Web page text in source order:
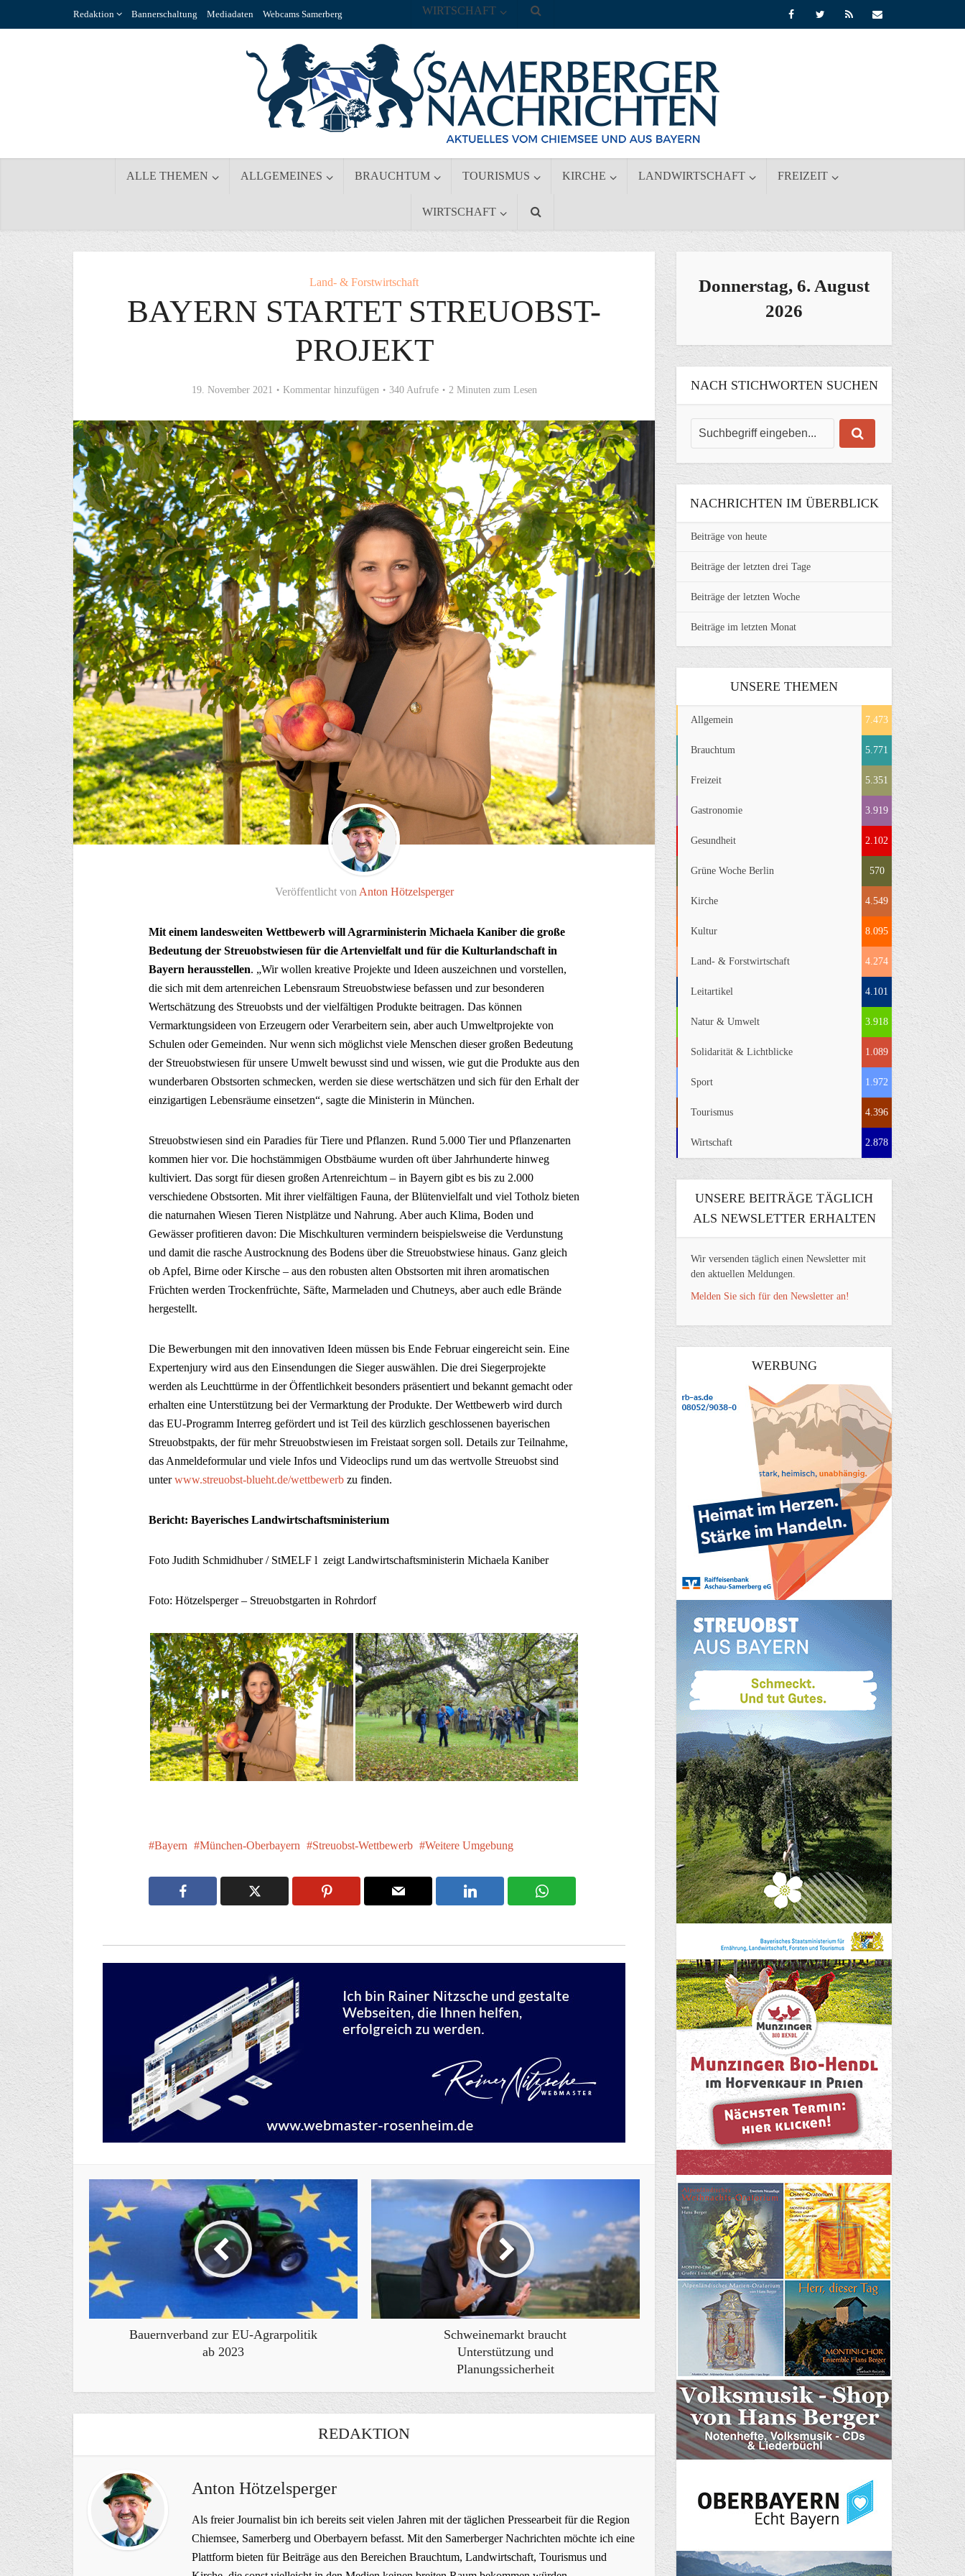
Redaktion Bannerschaltung Mediadaten Webcams Samerberg
ALLE THEMEN ALLGEMEINES BRAUCHTUM TOURISMUS KIRCHE LANDWIRTSCHAFT FREIZEIT
WIRTSCHAFT
WIRTSCHAFT
Land- & Forstwirtschaft
BAYERN STARTET STREUOBST-
PROJEKT
19. November 2021 Kommentar hinzufügen 340 Aufrufe 2 Minuten zum Lesen
Veröffentlicht von Anton Hötzelsperger
Mit einem landesweiten Wettbewerb will Agrarministerin Michaela Kaniber die große
Bedeutung der Streuobstwiesen für die Artenvielfalt und für die Kulturlandschaft in
Bayern herausstellen. „Wir wollen kreative Projekte und Ideen auszeichnen und vorstellen,
die sich mit dem artenreichen Lebensraum Streuobstwiese befassen und zur besonderen
Wertschätzung des Streuobsts und der vielfältigen Produkte beitragen. Das können
Vermarktungsideen von Erzeugern oder Verarbeitern sein, aber auch Umweltprojekte von
Schulen oder Gemeinden. Nur wenn sich möglichst viele Menschen dieser großen Bedeutung
der Streuobstwiesen für unsere Umwelt bewusst sind und wissen, wie gut die Produkte aus den
wunderbaren Obstsorten schmecken, werden sie diese wertschätzen und sich für den Erhalt der
einzigartigen Lebensräume einsetzen“, sagte die Ministerin in München.
Streuobstwiesen sind ein Paradies für Tiere und Pflanzen. Rund 5.000 Tier und Pflanzenarten
kommen hier vor. Die hochstämmigen Obstbäume wurden oft über Jahrhunderte hinweg
kultiviert. Das sorgt für diesen großen Artenreichtum – in Bayern gibt es bis zu 2.000
verschiedene Obstsorten. Mit ihrer vielfältigen Fauna, der Blütenvielfalt und viel Totholz bieten
die naturnahen Wiesen Tieren Nistplätze und Nahrung. Aber auch Klima, Boden und
Gewässer profitieren davon: Die Mischkulturen vermindern beispielsweise die Verdunstung
und damit die rasche Austrocknung des Bodens über die Streuobstwiese hinaus. Ganz gleich
ob Apfel, Birne oder Kirsche – aus den robusten alten Obstsorten mit ihren aromatischen
Früchten werden Trockenfrüchte, Säfte, Marmeladen und Chutneys, aber auch edle Brände
hergestellt.
Die Bewerbungen mit den innovativen Ideen müssen bis Ende Februar eingereicht sein. Eine
Expertenjury wird aus den Einsendungen die Sieger auswählen. Die drei Siegerprojekte
werden als Leuchttürme in der Öffentlichkeit besonders präsentiert und bekannt gemacht oder
erhalten eine Unterstützung bei der Vermarktung der Produkte. Der Wettbewerb wird durch
das EU-Programm Interreg gefördert und ist Teil des kürzlich geschlossenen bayerischen
Streuobstpakts, der für mehr Streuobstwiesen im Freistaat sorgen soll. Details zur Teilnahme,
das Anmeldeformular und viele Infos und Videoclips rund um das wertvolle Streuobst sind
unterwww.streuobst-blueht.de/wettbewerb zu finden.
Bericht: Bayerisches Landwirtschaftsministerium
Foto Judith Schmidhuber / StMELF l zeigt Landwirtschaftsministerin Michaela Kaniber
Foto: Hötzelsperger – Streuobstgarten in Rohrdorf
Bayern München-Oberbayern Streuobst-Wettbewerb Weitere Umgebung
Bauernverband zur EU-Agrarpolitik
ab 2023
Schweinemarkt braucht
Unterstützung und
Planungssicherheit
REDAKTION
Anton Hötzelsperger
Als freier Journalist bin ich bereits seit vielen Jahren mit der täglichen Pressearbeit für die Region
Chiemsee, Samerberg und Oberbayern befasst. Mit den Samerberger Nachrichten möchte ich eine
Plattform bieten für Beiträge aus den Bereichen Brauchtum, Landwirtschaft, Tourismus und
Donnerstag, 6. August
2026
NACH STICHWORTEN SUCHEN
NACHRICHTEN IM ÜBERBLICK
Beiträge von heute
Beiträge der letzten drei Tage
Beiträge der letzten Woche
Beiträge im letzten Monat
UNSERE THEMEN
Allgemein 7.473
Brauchtum 5.771
Freizeit 5.351
Gastronomie 3.919
Gesundheit 2.102
Grüne Woche Berlin 570
Kirche 4.549
Kultur 8.095
Land- & Forstwirtschaft 4.274
Leitartikel 4.101
Natur & Umwelt 3.918
Solidarität & Lichtblicke 1.089
Sport 1.972
Tourismus 4.396
Wirtschaft 2.878
UNSERE BEITRÄGE TÄGLICH
ALS NEWSLETTER ERHALTEN
Wir versenden täglich einen Newsletter mit
den aktuellen Meldungen.
Melden Sie sich für den Newsletter an!
WERBUNG